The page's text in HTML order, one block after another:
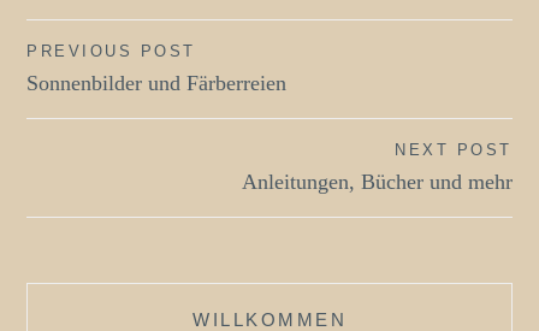
Beitragsnavigation
PREVIOUS POST
Sonnenbilder und Färberreien
NEXT POST
Anleitungen, Bücher und mehr
WILLKOMMEN